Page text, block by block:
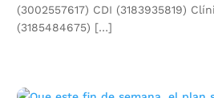
(3002557617) CDI (3183935819)
(3185484675) […]